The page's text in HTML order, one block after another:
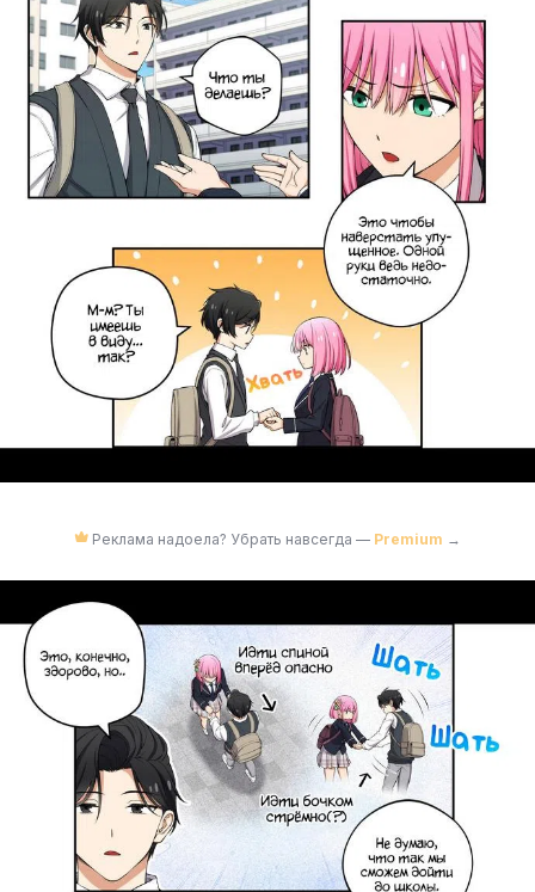
Реклама надоела? Убрать навсегда — Premium →